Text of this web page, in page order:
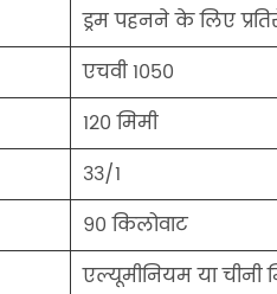
ड्रम पहनने के लिए
एचवी 1050
120 मिमी
33/1
90 किलोवाट
एल्यूमीनियम या चीनी